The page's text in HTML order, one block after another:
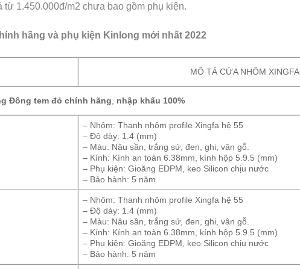
1.450.000đ/m2 chưa bao gồm phụ kiện.
hãng và phụ kiện Kinlong mới nhất 2022
MÔ TẢ CỬA NHÔM XINGFA
Đông tem đỏ chính hãng nhập khẩu 100%
– Nhôm: Thanh nhôm profile Xingfa hệ 55
– Độ dày: 1.4 (mm)
– Màu: Nâu sần, trắng sứ, đen, ghi, vân gỗ.
– Kính: Kính an toàn 6.38mm, kính hộp 5.9.5 (mm)
– Phụ kiện: Gioăng EDPM, keo Silicon chịu nước
– Bảo hành: 5 năm
– Nhôm: Thanh nhôm profile Xingfa hệ 55
– Độ dày: 1.4 (mm)
– Màu: Nâu sần, trắng sứ, đen, ghi, vân gỗ.
– Kính: Kính an toàn 6.38mm, kính hộp 5.9.5 (mm)
– Phụ kiện: Gioăng EDPM, keo Silicon chịu nước
– Bảo hành: 5 năm